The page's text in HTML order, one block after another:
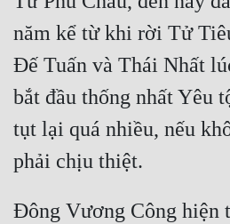
năm kể từ khi rời Tử
Đế Tuấn và Thái Nhất
bắt đầu thống nhất Yêu
tụt lại quá nhiều, nếu
Đông Vương Công